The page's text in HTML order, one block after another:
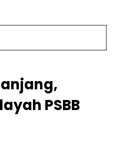
PSBB